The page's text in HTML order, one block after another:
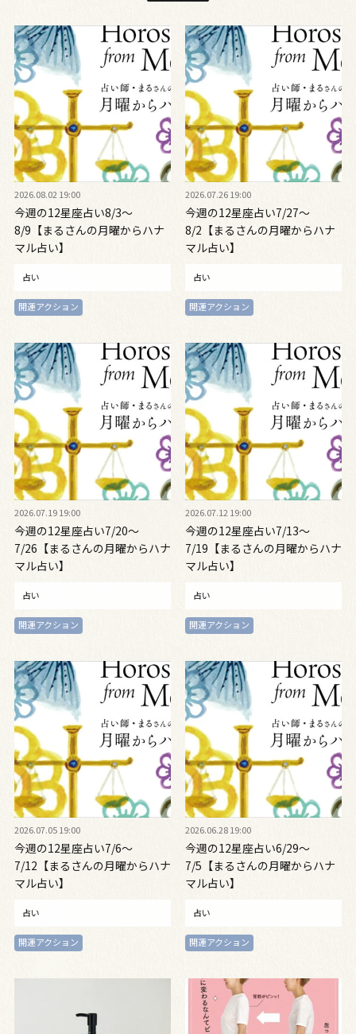
2026.08.02 19:00
今週の12星座占い8/3～
8/9【まるさんの月曜からハナ
マル占い】
占い
開運アクション
2026.07.26 19:00
今週の12星座占い7/27～
8/2【まるさんの月曜からハナ
マル占い】
占い
開運アクション
2026.07.19 19:00
今週の12星座占い7/20～
7/26【まるさんの月曜からハナ
マル占い】
占い
開運アクション
2026.07.12 19:00
今週の12星座占い7/13～
7/19【まるさんの月曜からハナ
マル占い】
占い
開運アクション
2026.07.05 19:00
今週の12星座占い7/6～
7/12【まるさんの月曜からハナ
マル占い】
占い
開運アクション
2026.06.28 19:00
今週の12星座占い6/29～
7/5【まるさんの月曜からハナ
マル占い】
占い
開運アクション